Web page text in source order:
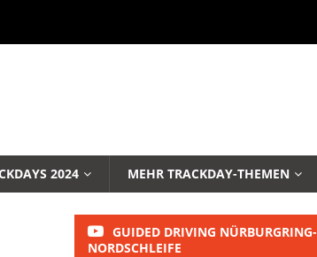
2024 MEHR TRACKDAY-THEMEN
GUIDED DRIVING NÜRBURGRING-
NORDSCHLEIFE